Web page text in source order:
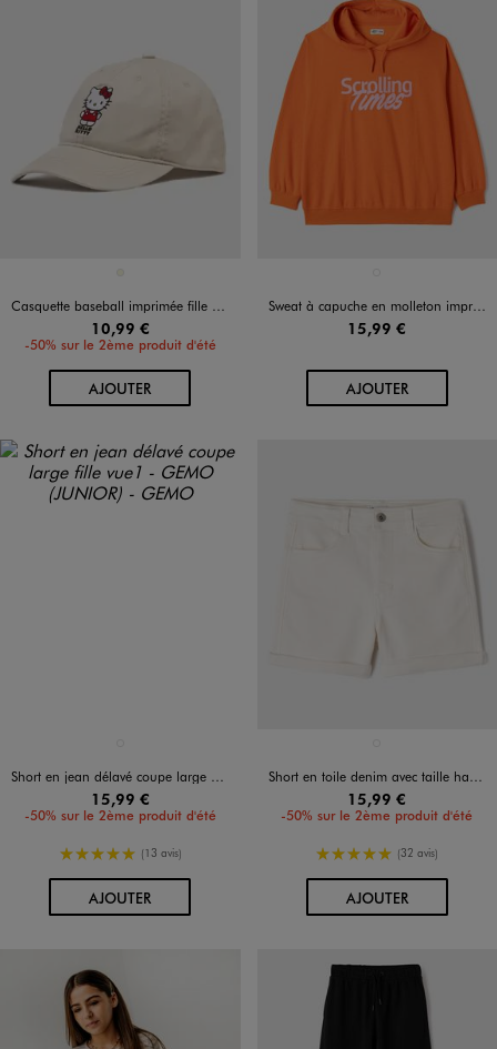
Casquette baseball imprimée fille - Hello Kitty
10,99 €
-50% sur le 2ème produit d'été
AJOUTERAU PANIER
Sweat à capuche en molleton imprimé fille
15,99 €
AJOUTERAU PANIER
Short en jean délavé coupe large fille
15,99 €
-50% sur le 2ème produit d'été
5/5 de moyenne
(13 avis)
AJOUTERAU PANIER
Short en toile denim avec taille haute ajustable fille
15,99 €
-50% sur le 2ème produit d'été
5/5 de moyenne
(32 avis)
AJOUTERAU PANIER